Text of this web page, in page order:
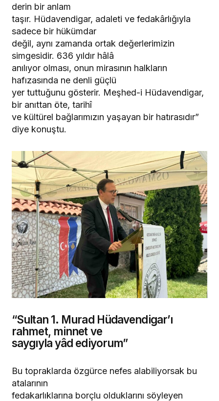
derin bir anlam
taşır. Hüdavendigar, adaleti ve fedakârlığıyla
sadece bir hükümdar
değil, aynı zamanda ortak değerlerimizin
simgesidir. 636 yıldır hâlâ
anılıyor olması, onun mirasının halkların
hafızasında ne denli güçlü
yer tuttuğunu gösterir. Meşhed-i Hüdavendigar,
bir anıttan öte, tarihî
ve kültürel bağlarımızın yaşayan bir hatırasıdır”
diye konuştu.
“Sultan 1. Murad Hüdavendigar’ı
rahmet, minnet ve
saygıyla yâd ediyorum”
Bu topraklarda özgürce nefes alabiliyorsak bu
atalarının
fedakarlıklarına borçlu olduklarını söyleyen